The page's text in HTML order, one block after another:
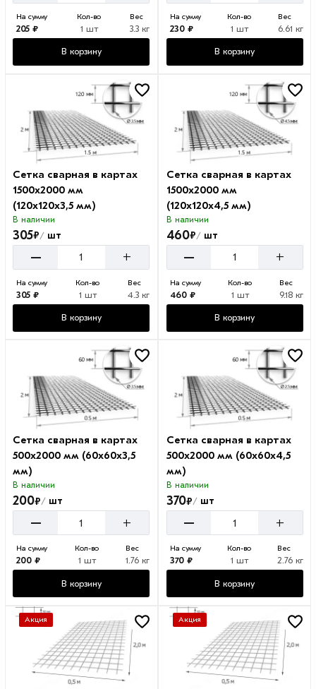
На сумму
205 ₽
Кол-во
1 шт
Вес
3.3 кг
В корзину
На сумму
230 ₽
Кол-во
1 шт
Вес
6.61 кг
В корзину
Сетка сварная в картах
1500х2000 мм
(120х120х3,5 мм)
В наличии
305₽/ шт
– +
На сумму
305 ₽
Кол-во
1 шт
Вес
4.3 кг
В корзину
Сетка сварная в картах
1500х2000 мм
(120х120х4,5 мм)
В наличии
460₽/шт
– +
На сумму
460 ₽
Кол-во
1 шт
Вес
9.18 кг
В корзину
Сетка сварная в картах
500х2000 мм (60х60х3,5
мм)
В наличии
200₽/ шт
– +
На сумму
200 ₽
Кол-во
1 шт
Вес
1.76 кг
В корзину
Сетка сварная в картах
500х2000 мм (60х60х4,5
мм)
В наличии
370₽/шт
– +
На сумму
370 ₽
Кол-во
1 шт
Вес
2.76 кг
В корзину
Акция Акция